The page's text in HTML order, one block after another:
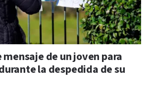
de un joven para
la despedida de su